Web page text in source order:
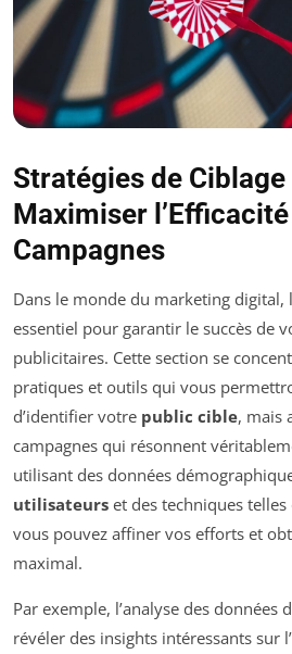
Stratégies de
Maximiser
Campagnes
Dans le monde du marketing digital,
essentiel pour garantir le succès de
publicitaires. Cette section se
pratiques et outils qui vous
d’identifier votre public cible, mais
campagnes qui résonnent
utilisant des données
utilisateurs et des techniques telles
vous pouvez affiner vos efforts et
maximal.
Par exemple, l’analyse des données
révéler des insights intéressants sur